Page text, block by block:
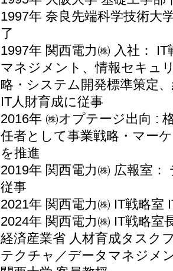
1997年 奈良先端科学技術大
了
1997年 関西電力㈱ 入社：
マネジメント、情報セキュ
略・システム開発標準策定
IT人財育成に従事
2016年 ㈱オプテージ出向 :
任者として事業戦略・マー
を推進
2019年 関西電力㈱ 広報室
従事
2021年 関西電力㈱ IT戦略室
2024年 関西電力㈱ IT戦略室
経済産業省 人材育成タスク
テクチャ／データマネジメ